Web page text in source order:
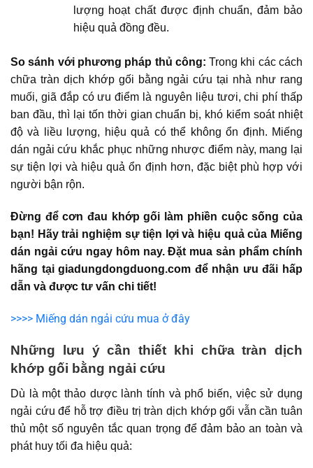
lượng hoạt chất được định chuẩn, đảm bảo
hiệu quả đồng đều.
So sánh với phương pháp thủ công: Trong khi các cách
chữa tràn dịch khớp gối bằng ngải cứu tại nhà như rang
muối, giã đắp có ưu điểm là nguyên liệu tươi, chi phí thấp
ban đầu, thì lại tốn thời gian chuẩn bị, khó kiểm soát nhiệt
độ và liều lượng, hiệu quả có thể không ổn định. Miếng
dán ngải cứu khắc phục những nhược điểm này, mang lại
sự tiện lợi và hiệu quả ổn định hơn, đặc biệt phù hợp với
người bận rộn.
Đừng để cơn đau khớp gối làm phiền cuộc sống của
bạn! Hãy trải nghiệm sự tiện lợi và hiệu quả của Miếng
dán ngải cứu ngay hôm nay. Đặt mua sản phẩm chính
hãng tại giadungdongduong.com để nhận ưu đãi hấp
dẫn và được tư vấn chi tiết!
>>>> Miếng dán ngải cứu mua ở đây
Những lưu ý cần thiết khi chữa tràn dịch
khớp gối bằng ngải cứu
Dù là một thảo dược lành tính và phổ biến, việc sử dụng
ngải cứu để hỗ trợ điều trị tràn dịch khớp gối vẫn cần tuân
thủ một số nguyên tắc quan trọng để đảm bảo an toàn và
phát huy tối đa hiệu quả: